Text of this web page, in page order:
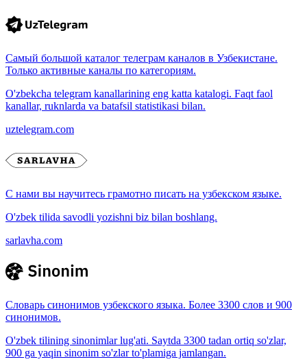
Самый большой каталог телеграм каналов в Узбекистане.
Только активные каналы по категориям.
O'zbekcha telegram kanallarining eng katta katalogi. Faqt faol
kanallar, ruknlarda va batafsil statistikasi bilan.
uztelegram.com
С нами вы научитесь грамотно писать на узбекском языке.
O'zbek tilida savodli yozishni biz bilan boshlang.
sarlavha.com
Словарь синонимов узбекского языка. Более 3300 слов и 900
синонимов.
O'zbek tilining sinonimlar lug'ati. Saytda 3300 tadan ortiq so'zlar,
900 ga yaqin sinonim so'zlar to'plamiga jamlangan.